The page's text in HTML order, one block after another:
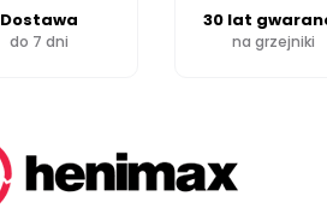
Dostawa
do 7 dni
30 lat
na grzejniki